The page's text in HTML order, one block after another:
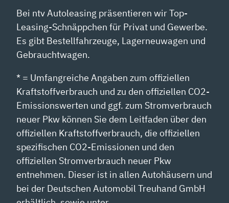
Bei ntv Autoleasing präsentieren wir Top-
Leasing-Schnäppchen für Privat und Gewerbe.
Es gibt Bestellfahrzeuge, Lagerneuwagen und
Gebrauchtwagen.
* = Umfangreiche Angaben zum offiziellen
Kraftstoffverbrauch und zu den offiziellen CO2-
Emissionswerten und ggf. zum Stromverbrauch
neuer Pkw können Sie dem Leitfaden über den
offiziellen Kraftstoffverbrauch, die offiziellen
spezifischen CO2-Emissionen und den
offiziellen Stromverbrauch neuer Pkw
entnehmen. Dieser ist in allen Autohäusern und
bei der Deutschen Automobil Treuhand GmbH